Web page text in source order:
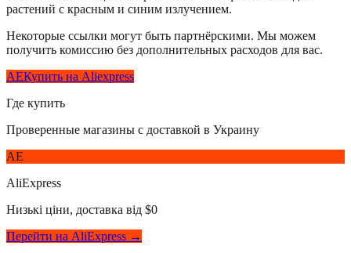
растений с красным и синим излучением.
Некоторые ссылки могут быть партнёрскими. Мы можем
получить комиссию без дополнительных расходов для вас.
AEКупить на Aliexpress
Где купить
Проверенные магазины с доставкой в Украину
AE
AliExpress
Низькі ціни, доставка від $0
Перейти на AliExpress →